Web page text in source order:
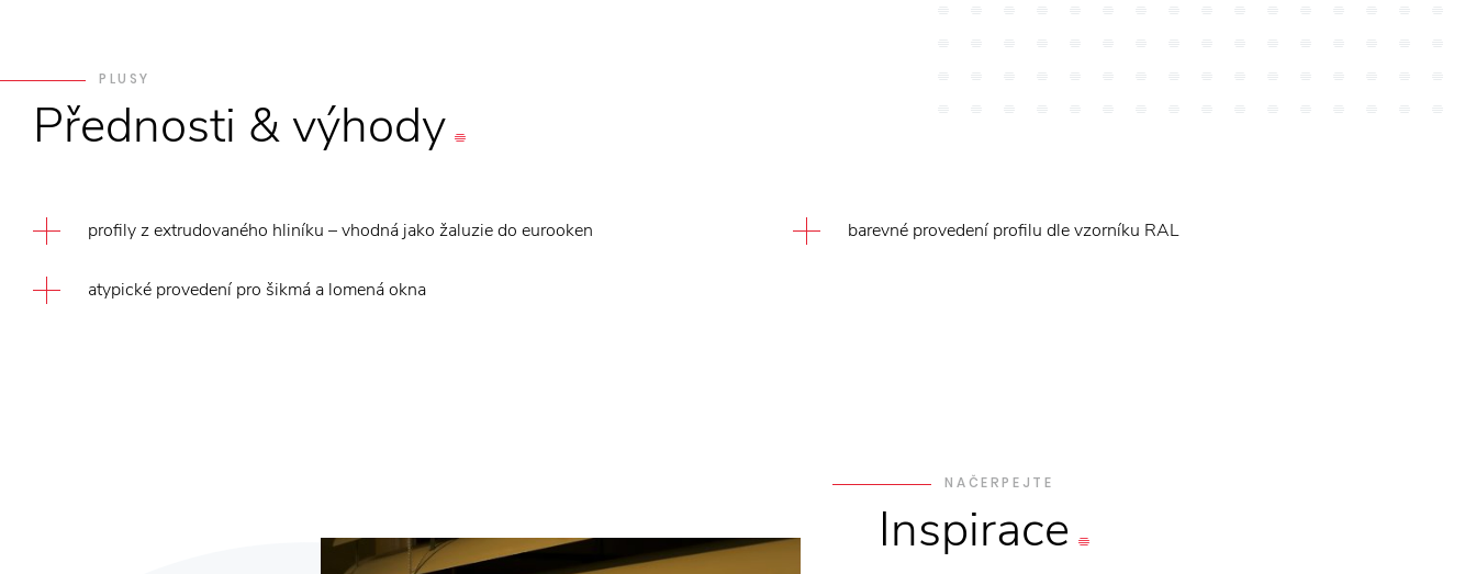
PLUSY
Přednosti &výhody
profily z extrudovaného hliníku – vhodná jako žaluzie do eurooken
atypické provedení pro šikmá a lomená okna
barevné provedení profilu dle vzorníku RAL
NAČERPEJTE
Inspirace